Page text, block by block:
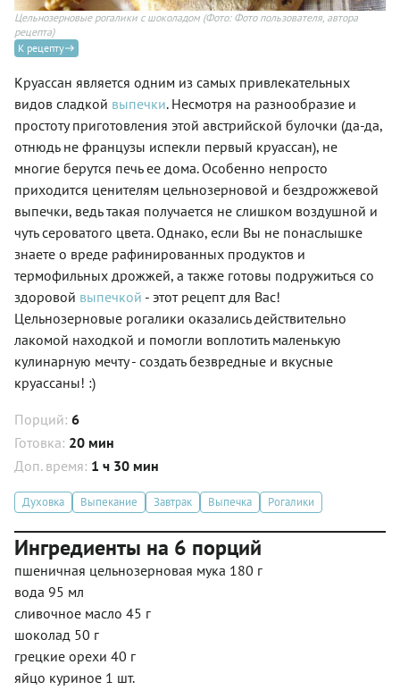
Цельнозерновые рогалики с шоколадом (Фото: Фото пользователя, автора
рецепта)
К рецепту
Круассан является одним из самых привлекательных
видов сладкой выпечки. Несмотря на разнообразие и
простоту приготовления этой австрийской булочки (да-да,
отнюдь не французы испекли первый круассан), не
многие берутся печь ее дома. Особенно непросто
приходится ценителям цельнозерновой и бездрожжевой
выпечки, ведь такая получается не слишком воздушной и
чуть сероватого цвета. Однако, если Вы не понаслышке
знаете о вреде рафинированных продуктов и
термофильных дрожжей, а также готовы подружиться со
здоровой выпечкой - этот рецепт для Вас!
Цельнозерновые рогалики оказались действительно
лакомой находкой и помогли воплотить маленькую
кулинарную мечту - создать безвредные и вкусные
круассаны! :)
Порций: 6
Готовка: 20 мин
Доп. время: 1 ч 30 мин
Духовка Выпекание Завтрак Выпечка Рогалики
Ингредиенты на 6 порций
пшеничная цельнозерновая мука 180 г
вода 95 мл
сливочное масло 45 г
шоколад 50 г
грецкие орехи 40 г
яйцо куриное 1 шт.